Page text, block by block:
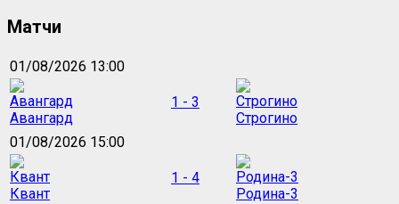
Матчи
01/08/2026 13:00
Авангард
1 - 3
Строгино
01/08/2026 15:00
Квант
1 - 4
Родина-3